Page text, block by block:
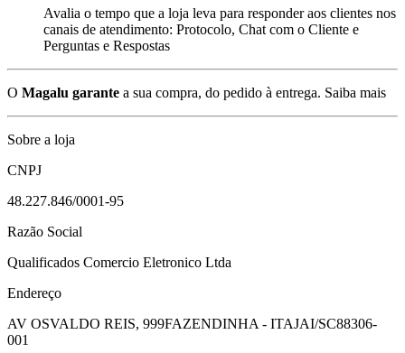
Avalia o tempo que a loja leva para responder aos clientes nos
canais de atendimento: Protocolo, Chat com o Cliente e
Perguntas e Respostas
O Magalu garante a sua compra, do pedido à entrega. Saiba mais
Sobre a loja
CNPJ
48.227.846/0001-95
Razão Social
Qualificados Comercio Eletronico Ltda
Endereço
AV OSVALDO REIS, 999FAZENDINHA - ITAJAI/SC88306-
001